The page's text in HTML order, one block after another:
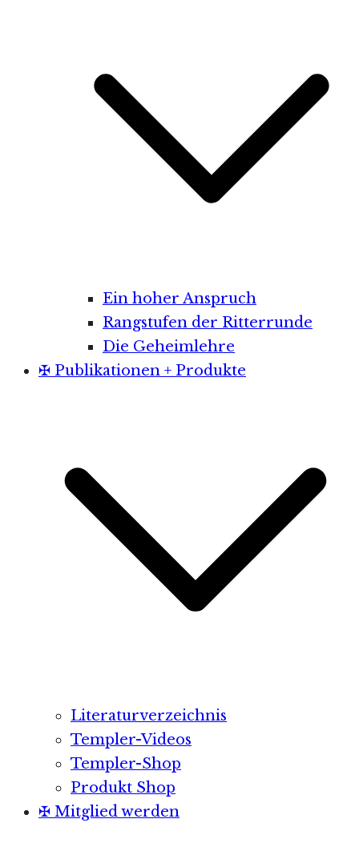
Ein hoher Anspruch
Rangstufen der Ritterrunde
Die Geheimlehre
✠ Publikationen + Produkte
Literaturverzeichnis
Templer-Videos
Templer-Shop
Produkt Shop
✠ Mitglied werden